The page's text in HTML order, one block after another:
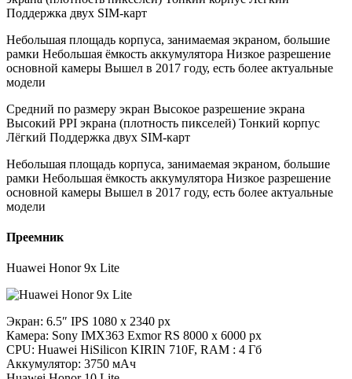
Поддержка двух SIM-карт
Небольшая площадь корпуса, занимаемая экраном, большие
рамки Небольшая ёмкость аккумулятора Низкое разрешение
основной камеры Вышел в 2017 году, есть более актуальные
модели
Средний по размеру экран Высокое разрешение экрана
Высокий PPI экрана (плотность пикселей) Тонкий корпус
Лёгкий Поддержка двух SIM-карт
Небольшая площадь корпуса, занимаемая экраном, большие
рамки Небольшая ёмкость аккумулятора Низкое разрешение
основной камеры Вышел в 2017 году, есть более актуальные
модели
Преемник
Huawei Honor 9x Lite
Экран: 6.5″ IPS 1080 x 2340 px
Камера: Sony IMX363 Exmor RS 8000 x 6000 px
CPU: Huawei HiSilicon KIRIN 710F, RAM : 4 Гб
Аккумулятор: 3750 мАч